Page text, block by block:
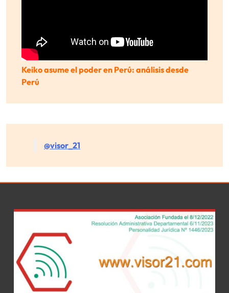
Keiko asume el poder en Perú: análisis desde
Perú
@visor_21